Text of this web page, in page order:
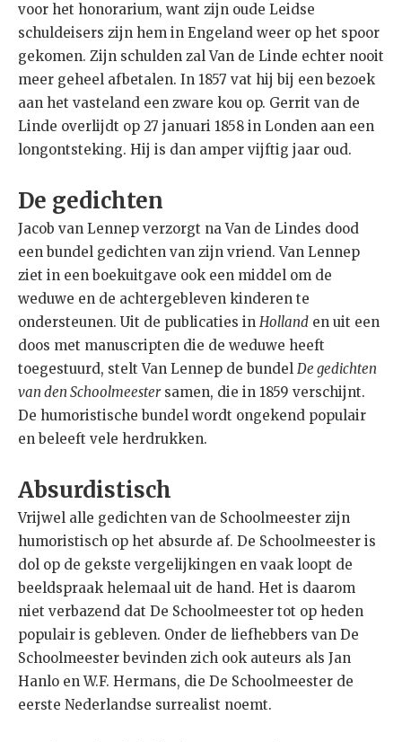
voor het honorarium, want zijn oude Leidse
schuldeisers zijn hem in Engeland weer op het spoor
gekomen. Zijn schulden zal Van de Linde echter nooit
meer geheel afbetalen. In 1857 vat hij bij een bezoek
aan het vasteland een zware kou op. Gerrit van de
Linde overlijdt op 27 januari 1858 in Londen aan een
longontsteking. Hij is dan amper vijftig jaar oud.
De gedichten
Jacob van Lennep verzorgt na Van de Lindes dood
een bundel gedichten van zijn vriend. Van Lennep
ziet in een boekuitgave ook een middel om de
weduwe en de achtergebleven kinderen te
ondersteunen. Uit de publicaties in Holland en uit een
doos met manuscripten die de weduwe heeft
toegestuurd, stelt Van Lennep de bundel De gedichten
van den Schoolmeestersamen, die in 1859 verschijnt.
De humoristische bundel wordt ongekend populair
en beleeft vele herdrukken.
Absurdistisch
Vrijwel alle gedichten van de Schoolmeester zijn
humoristisch op het absurde af. De Schoolmeester is
dol op de gekste vergelijkingen en vaak loopt de
beeldspraak helemaal uit de hand. Het is daarom
niet verbazend dat De Schoolmeester tot op heden
populair is gebleven. Onder de liefhebbers van De
Schoolmeester bevinden zich ook auteurs als Jan
Hanlo en W.F. Hermans, die De Schoolmeester de
eerste Nederlandse surrealist noemt.